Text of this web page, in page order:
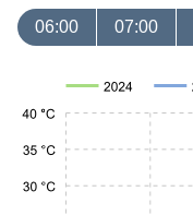
06:00 07:00